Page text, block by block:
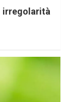
irregolarità